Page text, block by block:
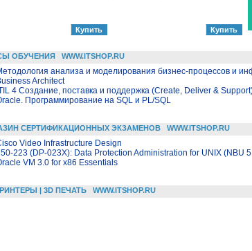
ОБУЧЕНИЯ WWW.ITSHOP.RU
анализа и моделирования бизнес-процессов и
Architect
4 Создание, поставка и поддержка (Create, Deliver &
Программирование на SQL и PL/SQL
СЕРТИФИКАЦИОННЫХ ЭКЗАМЕНОВ WWW.ITSHOP.RU
Video Infrastructure Design
223 (DP-023X): Data Protection Administration for UNIX (NBU
VM 3.0 for x86 Essentials
| 3D ПЕЧАТЬ WWW.ITSHOP.RU